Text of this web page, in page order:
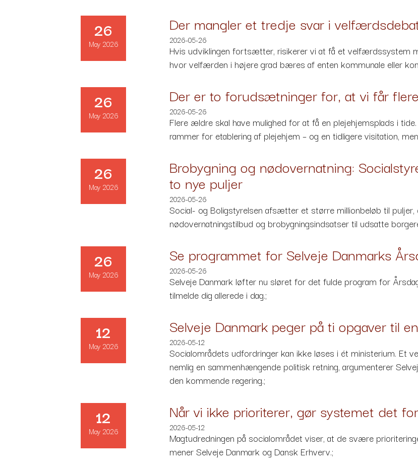
26
May 2026
Der mangler et tredje svar i
2026-05-26
Hvis udviklingen fortsætter, risikerer vi at få et velfærdssystem
hvor velfærden i højere grad bæres af enten kommunale eller
26
May 2026
Der er to forudsætninger for, at vi får
2026-05-26
Flere ældre skal have mulighed for at få en plejehjemsplads i
rammer for etablering af plejehjem – og en tidligere visitation,
26
May 2026
Brobygning og nødovernatning:
to nye puljer
2026-05-26
Social- og Boligstyrelsen afsætter et større millionbeløb til
nødovernatningstilbud og brobygningsindsatser til udsatte
26
May 2026
Se programmet for Selveje Danmarks
2026-05-26
Selveje Danmark løfter nu sløret for det fulde program for
tilmelde dig allerede i dag.;
12
May 2026
Selveje Danmark peger på ti opgaver til
2026-05-12
Socialområdets udfordringer kan ikke løses i ét ministerium. Et
nemlig en sammenhængende politisk retning, argumenterer
den kommende regering.;
12
May 2026
Når vi ikke prioriterer, gør systemet det
2026-05-12
Magtudredningen på socialområdet viser, at de svære
mener Selveje Danmark og Dansk Erhverv.;